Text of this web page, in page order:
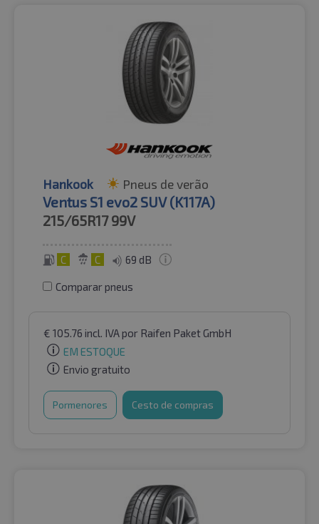
Hankook Pneus de verão
Ventus S1 evo2 SUV (K117A)
215/65R17 99V
C C 69 dB
Comparar pneus
€ 105.76 incl. IVApor Raifen Paket GmbH
EM ESTOQUE
Envio gratuito
Pormenores Cesto de compras